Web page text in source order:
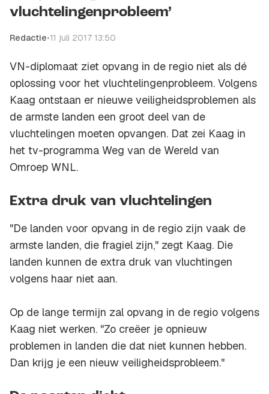
vluchtelingenprobleem’
Redactie•11 juli 2017 13:50
VN-diplomaat ziet opvang in de regio niet als dé
oplossing voor het vluchtelingenprobleem. Volgens
Kaag ontstaan er nieuwe veiligheidsproblemen als
de armste landen een groot deel van de
vluchtelingen moeten opvangen. Dat zei Kaag in
het tv-programma Weg van de Wereld van
Omroep WNL.
Extra druk van vluchtelingen
"De landen voor opvang in de regio zijn vaak de
armste landen, die fragiel zijn," zegt Kaag. Die
landen kunnen de extra druk van vluchtingen
volgens haar niet aan.
Op de lange termijn zal opvang in de regio volgens
Kaag niet werken. "Zo creëer je opnieuw
problemen in landen die dat niet kunnen hebben.
Dan krijg je een nieuw veiligheidsprobleem."